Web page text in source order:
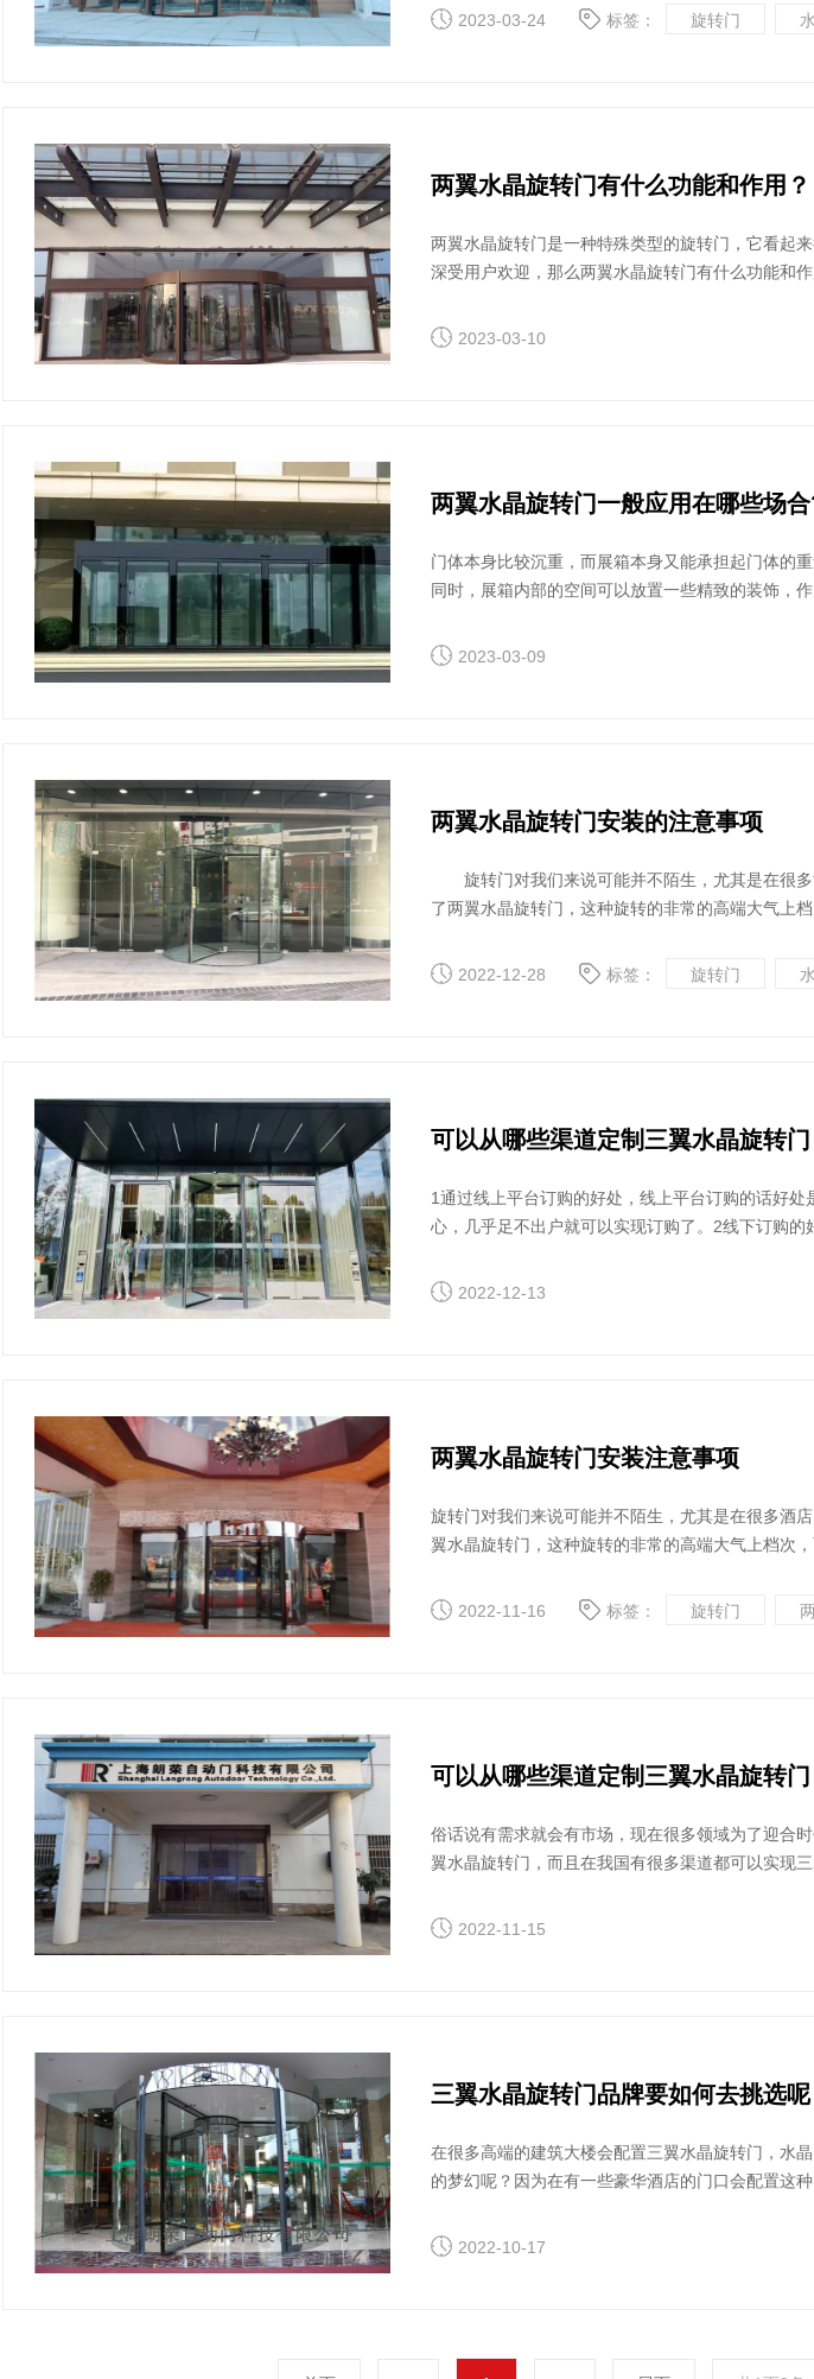
质量和使用环境等因素。
2023-03-24 标签： 旋转门
两翼水晶旋转门有什么功能和作用？
两翼水晶旋转门是一种特殊类型的旋转门，它看起
深受用户欢迎，那么两翼水晶旋转门有什么功能和
2023-03-10
两翼水晶旋转门一般应用在哪些场
门体本身比较沉重，而展箱本身又能承担起门体的
同时，展箱内部的空间可以放置一些精致的装饰，
艳或与建筑物的色彩搭配。
2023-03-09
两翼水晶旋转门安装的注意事项
旋转门对我们来说可能并不陌生，尤其是在很多
了两翼水晶旋转门，这种旋转的非常的高端大气上
免一些问题的发生。下面我们具体来了解一下，安
2022-12-28 标签： 旋转门
可以从哪些渠道定制三翼水晶旋转门
1通过线上平台订购的好处，线上平台订购的话好
心，几乎足不出户就可以实现订购了。2线下订购的
2022-12-13
两翼水晶旋转门安装注意事项
旋转门对我们来说可能并不陌生，尤其是在很多酒
翼水晶旋转门，这种旋转的非常的高端大气上档次
些问题的发生。下面我们具体来了解一下，安装两
2022-11-16 标签： 旋转门
可以从哪些渠道定制三翼水晶旋转门
俗话说有需求就会有市场，现在很多领域为了迎合
翼水晶旋转门，而且在我国有很多渠道都可以实现
2022-11-15
三翼水晶旋转门品牌要如何去挑选呢
在很多高端的建筑大楼会配置三翼水晶旋转门，水
的梦幻呢？因为在有一些豪华酒店的门口会配置这
2022-10-17